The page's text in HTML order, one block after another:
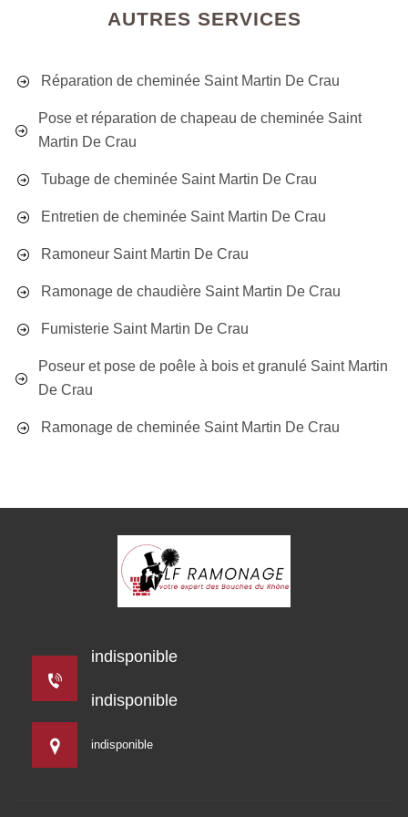
AUTRES SERVICES
Réparation de cheminée Saint Martin De Crau
Pose et réparation de chapeau de cheminée Saint
Martin De Crau
Tubage de cheminée Saint Martin De Crau
Entretien de cheminée Saint Martin De Crau
Ramoneur Saint Martin De Crau
Ramonage de chaudière Saint Martin De Crau
Fumisterie Saint Martin De Crau
Poseur et pose de poêle à bois et granulé Saint Martin
De Crau
Ramonage de cheminée Saint Martin De Crau
indisponible
indisponible
indisponible